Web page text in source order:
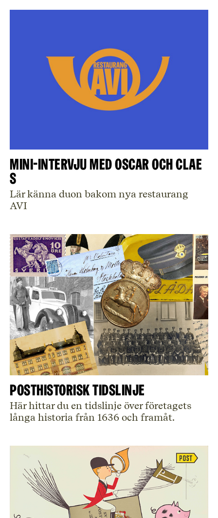
Mini-intervju med Oscar och Clae
s
Lär känna duon bakom nya restaurang
AVI
Posthistorisk tidslinje
Här hittar du en tidslinje över företagets
långa historia från 1636 och framåt.